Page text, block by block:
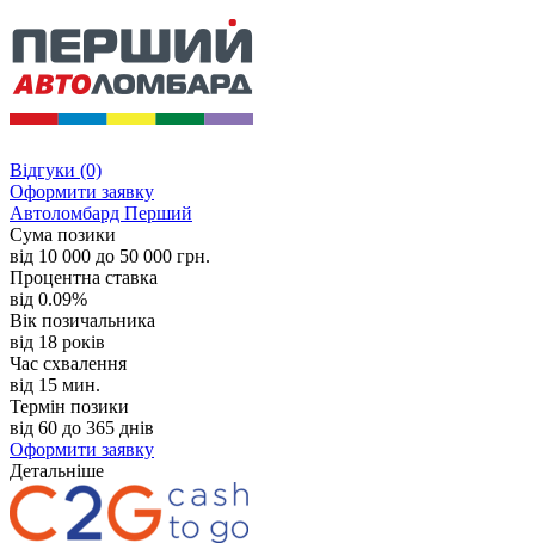
Відгуки (0)
Оформити заявку
Автоломбард Перший
Сума позики
від 10 000 до 50 000 грн.
Процентна ставка
від 0.09%
Вік позичальника
від 18 років
Час схвалення
від 15 мин.
Термін позики
від 60 до 365 днів
Оформити заявку
Детальніше